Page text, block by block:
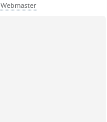
Webmaster